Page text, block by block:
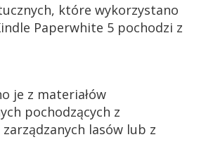
które wykorzystano
Paperwhite 5 pochodzi z
je z materiałów
pochodzących z
lasów lub z